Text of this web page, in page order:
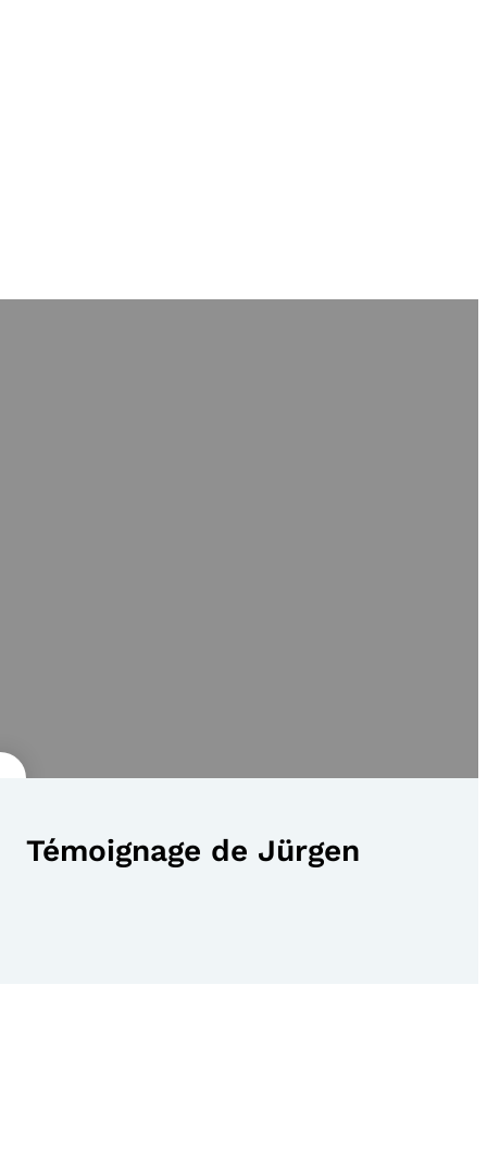
Témoignage de Jürgen